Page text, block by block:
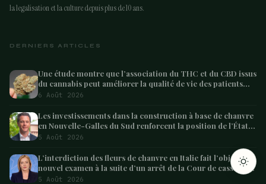
La Malawi Gold, l’Africaine d’exception
1 min
la legalisation et la culture depuis plus de 10 ans.
DERNIERS ARTICLES
Une étude montre que l’association du THC et du CBD issus
du cannabis peut améliorer la qualité de vie des patients
atteints de démence – Marijuana Moment
6 Août 2026
Les investissements dans la construction à base de chanvre
en Nouvelle-Galles du Sud renforcent la position de l’État
en tant que leader australien
5 Août 2026
L’interdiction des fleurs de chanvre en Italie fait l’objet d’un
nouvel examen à la suite d’un arrêt de la Cour de cassation
concernant les saisies
5 Août 2026